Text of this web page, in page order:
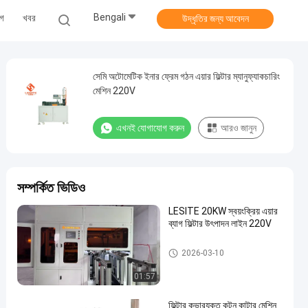
খবর Bengali উদ্ধৃতির জন্য আবেদন
সেমি অটোমেটিক ইনার ফ্রেম গঠন এয়ার ফিল্টার ম্যানুফ্যাকচারিং
মেশিন 220V
এখনই যোগাযোগ করুন আরও জানুন
সম্পর্কিত ভিডিও
01:57
LESITE 20KW স্বয়ংক্রিয় এয়ার
ব্যাগ ফিল্টার উৎপাদন লাইন 220V
এয়ার ফিল্টার তৈরির মেশিন
2026-03-10
ফিল্টার কভারযুক্ত কটন কাটার মেশিন